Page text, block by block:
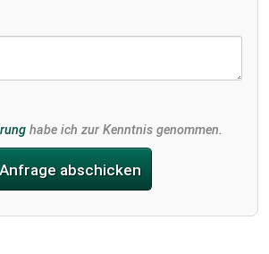
habe ich zur Kenntnis genommen.
abschicken